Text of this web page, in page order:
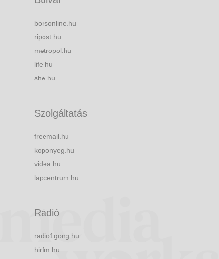
borsonline.hu
ripost.hu
metropol.hu
life.hu
she.hu
Szolgáltatás
freemail.hu
koponyeg.hu
videa.hu
lapcentrum.hu
Rádió
radio1gong.hu
hirfm.hu